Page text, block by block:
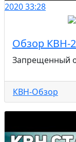
202033:28
Обзор КВН-
Запрещенный
КВН-Обзор